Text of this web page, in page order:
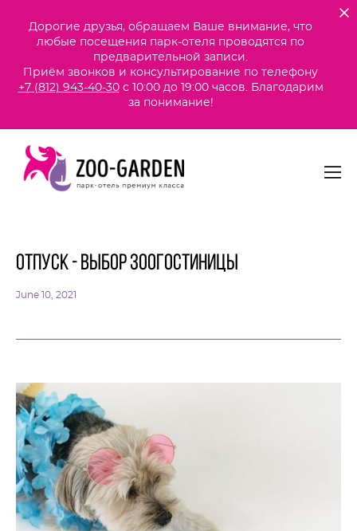
Дорогие друзья, обращаем Ваше внимание, что
любые посещения парк-отеля проводятся по
предварительной записи.
Приём звонков и консультирование по телефону
+7 (812) 943-40-30с 10:00 до 19:00 часов. Благодарим
за понимание!
Отпуск - Выбор зоогостиницы
June 10, 2021